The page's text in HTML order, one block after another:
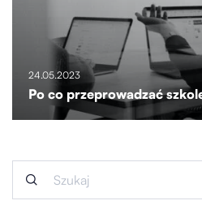
24.05.2023
Po co przeprowadzać